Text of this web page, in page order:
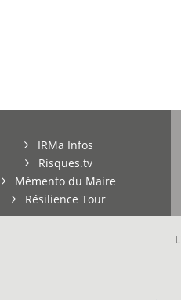
IRMa Infos
Risques.tv
Mémento du Maire
Résilience Tour